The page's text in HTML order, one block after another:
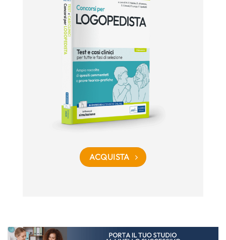
ACQUISTA